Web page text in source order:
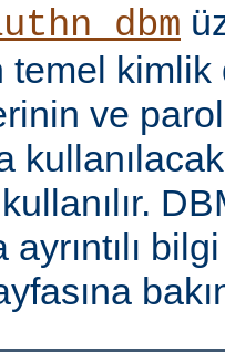
temel
ve
ayrıntılı